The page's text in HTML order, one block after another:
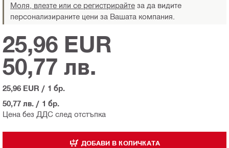
Моля, влезте или се регистрирайте за да видите
персонализираните цени за Вашата компания.
Цена без ДДС след отстъпка
25,96 EUR
50,77 лв.
25,96 EUR / 1 бр.
50,77 лв. / 1 бр.
ДОБАВИ В КОЛИЧКАТА